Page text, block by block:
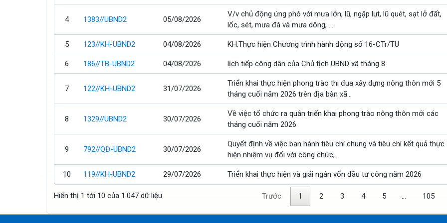
4 1383//UBND2 05/08/2026
V/v chủ động ứng phó với mưa lớn, lũ, ngập lụt, lũ quét, sạt lở đất,
lốc, sét, mưa đá và mưa dông, ...
5 123//KH-UBND2 04/08/2026 KH.Thực hiện Chương trình hành động số 16-CTr/TU
6 186//TB-UBND2 04/08/2026 lịch tiếp công dân của Chủ tịch UBND xã tháng 8
7 122//KH-UBND2 31/07/2026
Triển khai thực hiện phong trào thi đua xây dựng nông thôn mới 5
tháng cuối năm 2026 trên địa bàn xã...
8 1329//UBND2 30/07/2026
Về việc tổ chức ra quân triển khai phong trào nông thôn mới các
tháng cuối năm 2026
9 792//QĐ-UBND2 30/07/2026
Quyết định về việc ban hành tiêu chí chung và tiêu chí kết quả thực
hiện nhiệm vụ đối với công chức,...
10 119//KH-UBND2 29/07/2026 Triển khai thực hiện và giải ngân vốn đầu tư công năm 2026
Hiển thị 1 tới 10 của 1.047 dữ liệu Trước 1 2 3 4 5 … 105